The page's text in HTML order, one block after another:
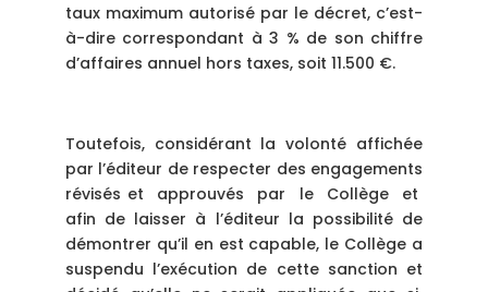
taux maximum autorisé par le décret, c’est-
à-dire correspondant à 3 % de son chiffre
d’affaires annuel hors taxes, soit 11.500 €.
Toutefois, considérant la volonté affichée
par l’éditeur de respecter des engagements
révisés et approuvés par le Collège et
afin de laisser à l’éditeur la possibilité de
démontrer qu’il en est capable, le Collège a
suspendu l’exécution de cette sanction et